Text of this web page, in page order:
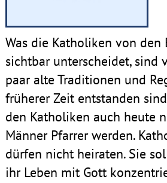
Was die Katholiken von den
sichtbar unterscheidet, sind
paar alte Traditionen und
früherer Zeit entstanden
den Katholiken auch heute
Männer Pfarrer werden.
dürfen nicht heiraten. Sie
ihr Leben mit Gott